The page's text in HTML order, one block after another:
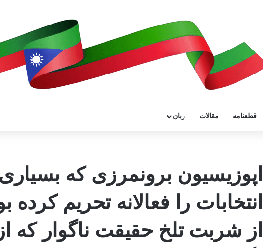
قطعنامه مقالات زبان
اپوزیسیون برونمرزی که بسیاری
انتخابات را فعالانه تحریم کرده
از شربت تلخ حقیقت ناگوار که